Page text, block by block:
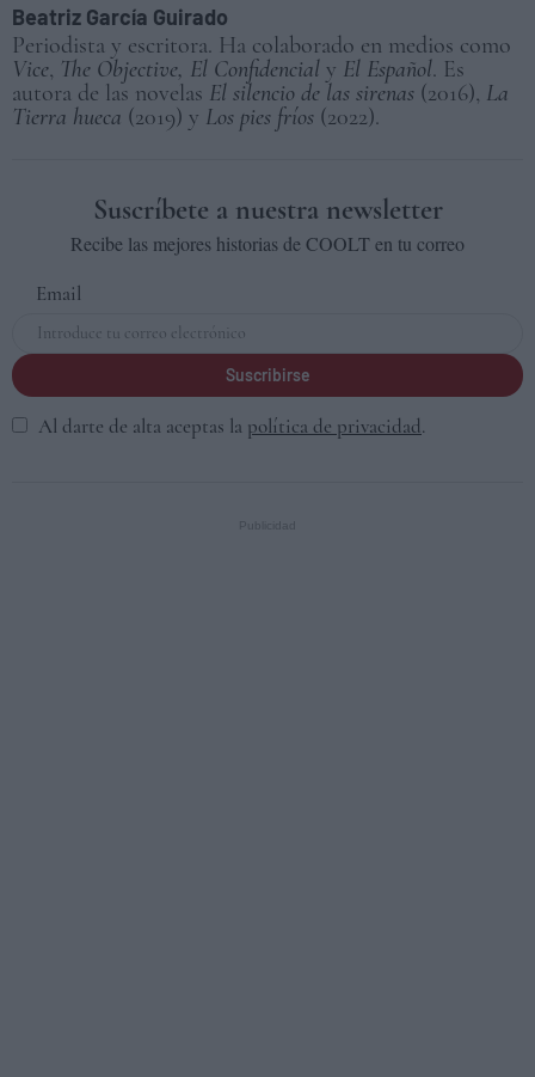
Beatriz García Guirado
Periodista y escritora. Ha colaborado en medios como
Vice, The Objective, El Confidencial y El Español. Es
autora de las novelas El silencio de las sirenas (2016), La
Tierra hueca (2019) y Los pies fríos (2022).
Suscríbete a nuestra newsletter
Recibe las mejores historias de COOLT en tu correo
Email
Suscribirse
Al darte de alta aceptas la política de privacidad.